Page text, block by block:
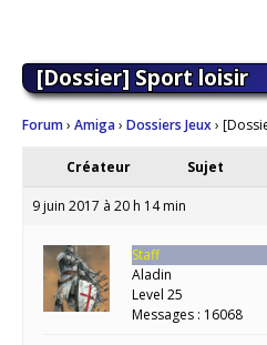
[Dossier] Sport loisir
Forum› Amiga› Dossiers Jeux›
Créateur Sujet
9 juin 2017 à 20 h 14 min
Staff
Aladin
Level 25
Messages : 16068